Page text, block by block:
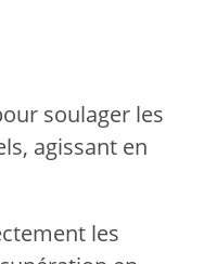
soulager les
agissant en
les